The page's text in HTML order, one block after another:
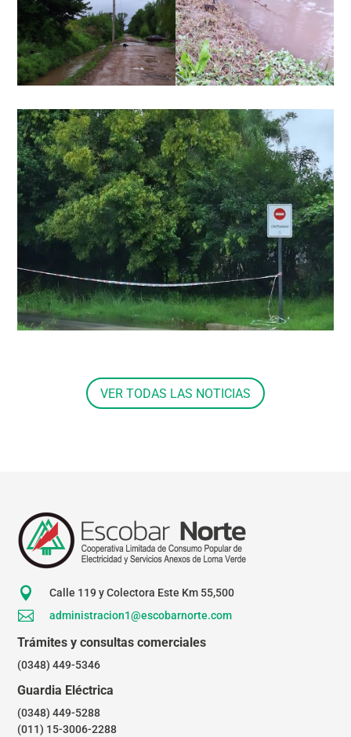
VER TODAS LAS NOTICIAS
 Calle 119 y Colectora Este Km 55,500
 administracion1@escobarnorte.com
Trámites y consultas comerciales
(0348) 449-5346
Guardia Eléctrica
(0348) 449-5288
(011) 15-3006-2288